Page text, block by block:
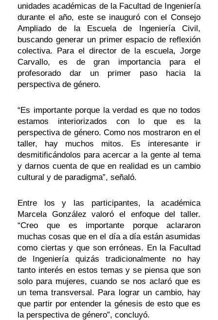
unidades académicas de la Facultad de Ingeniería
durante el año, este se inauguró con el Consejo
Ampliado de la Escuela de Ingeniería Civil,
buscando generar un primer espacio de reflexión
colectiva. Para el director de la escuela, Jorge
Carvallo, es de gran importancia para el
profesorado dar un primer paso hacia la
perspectiva de género.
“Es importante porque la verdad es que no todos
estamos interiorizados con lo que es la
perspectiva de género. Como nos mostraron en el
taller, hay muchos mitos. Es interesante ir
desmitificándolos para acercar a la gente al tema
y darnos cuenta de que en realidad es un cambio
cultural y de paradigma”, señaló.
Entre los y las participantes, la académica
Marcela González valoró el enfoque del taller.
“Creo que es importante porque aclararon
muchas cosas que en el día a día están asumidas
como ciertas y que son erróneas. En la Facultad
de Ingeniería quizás tradicionalmente no hay
tanto interés en estos temas y se piensa que son
solo para mujeres, cuando se nos aclaró que es
un tema transversal. Para lograr un cambio, hay
que partir por entender la génesis de esto que es
la perspectiva de género”, concluyó.